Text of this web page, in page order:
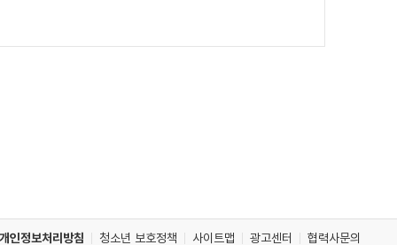
개인정보처리방침 청소년 보호정책 사이트맵 광고센터 협력사문의